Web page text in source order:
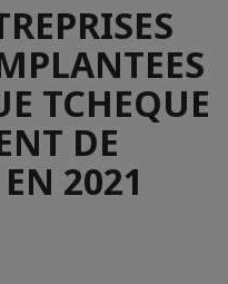
TCHEQUE
DE
2021